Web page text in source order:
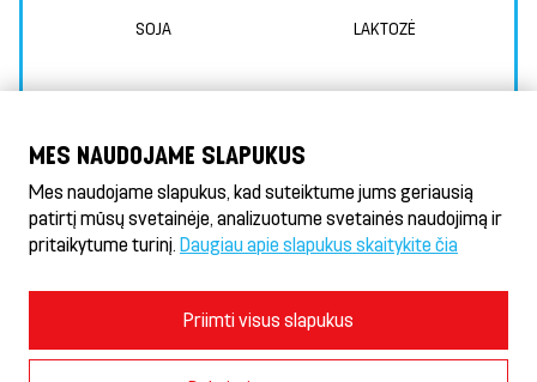
SOJA LAKTOZĖ
INFORMACIJA APIE MAISTINGUMĄ
Naudojimosi sąlygos ir privatumo politika
MES NAUDOJAME SLAPUKUS
Mes naudojame slapukus, kad suteiktume jums geriausią
patirtį mūsų svetainėje, analizuotume svetainės naudojimą ir
pritaikytume turinį. Daugiau apie slapukus skaitykite čia
Priimti visus slapukus